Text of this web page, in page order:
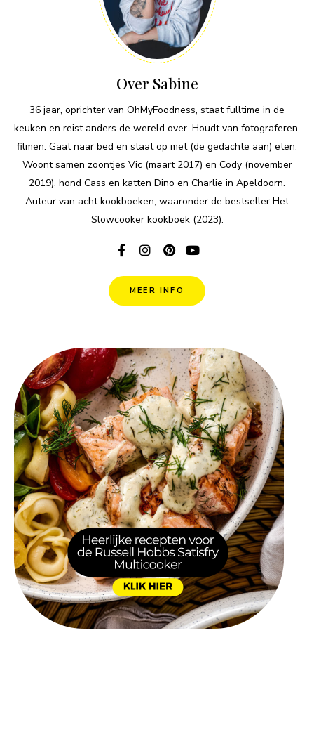
Over Sabine
36 jaar, oprichter van OhMyFoodness, staat fulltime in de
keuken en reist anders de wereld over. Houdt van fotograferen,
filmen. Gaat naar bed en staat op met (de gedachte aan) eten.
Woont samen zoontjes Vic (maart 2017) en Cody (november
2019), hond Cass en katten Dino en Charlie in Apeldoorn.
Auteur van acht kookboeken, waaronder de bestseller Het
Slowcooker kookboek (2023).
MEER INFO